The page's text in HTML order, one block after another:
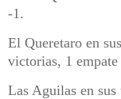
-1.
El Queretaro en
victorias, 1
Las Aguilas en